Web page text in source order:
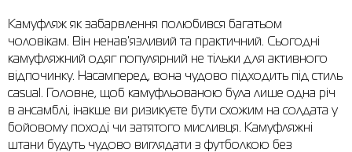
Сорочки
Толстовки
Футболки
Шорти
Фітнес та йога
Шарфи
Skechers
Under Armour
WHS
Напівчеревики
Бренди
adidas
Larum
Камуфляж як забарвлення полюбився багатьом
чоловікам. Він ненав'язливий та практичний. Сьогодні
камуфляжний одяг популярний не тільки для активного
відпочинку. Насамперед, вона чудово підходить під стиль
casual. Головне, щоб камуфльованою була лише одна річ
в ансамблі, інакше ви ризикуєте бути схожим на солдата у
бойовому поході чи затятого мисливця. Камуфляжні
штани будуть чудово виглядати з футболкою без